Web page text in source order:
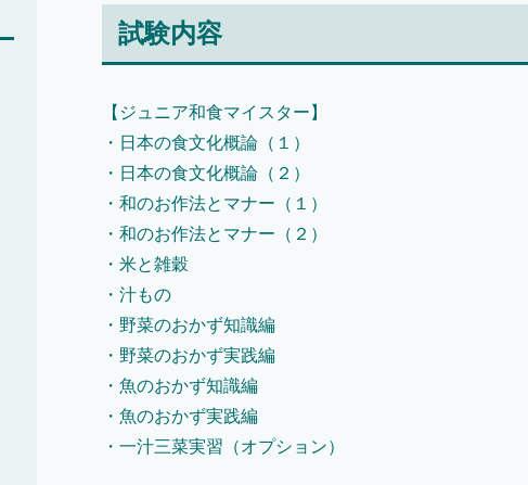
試験内容
【ジュニア和食マイスター】
・日本の食文化概論（１）
・日本の食文化概論（２）
・和のお作法とマナー（１）
・和のお作法とマナー（２）
・米と雑穀
・汁もの
・野菜のおかず知識編
・野菜のおかず実践編
・魚のおかず知識編
・魚のおかず実践編
・一汁三菜実習（オプション）